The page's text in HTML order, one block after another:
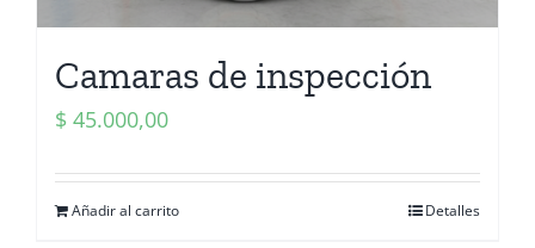
Camaras de inspección
$ 45.000,00
Añadir al carrito Detalles